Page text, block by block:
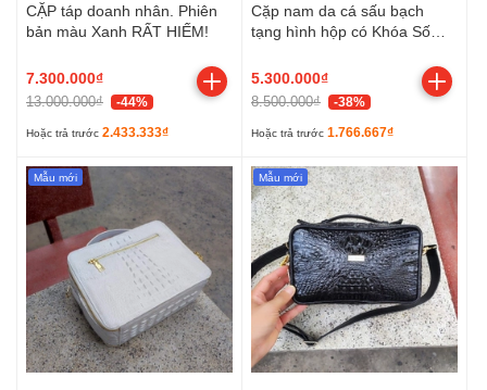
CẶP táp doanh nhân. Phiên
bản màu Xanh RẤT HIẾM!
7.300.000₫
13.000.000₫ -44%
Hoặc trả trước 2.433.333₫
Cặp nam da cá sấu bạch
tạng hình hộp có Khóa Số
dùng!
5.300.000₫
8.500.000₫ -38%
Hoặc trả trước 1.766.667₫
Mẫu mới Mẫu mới